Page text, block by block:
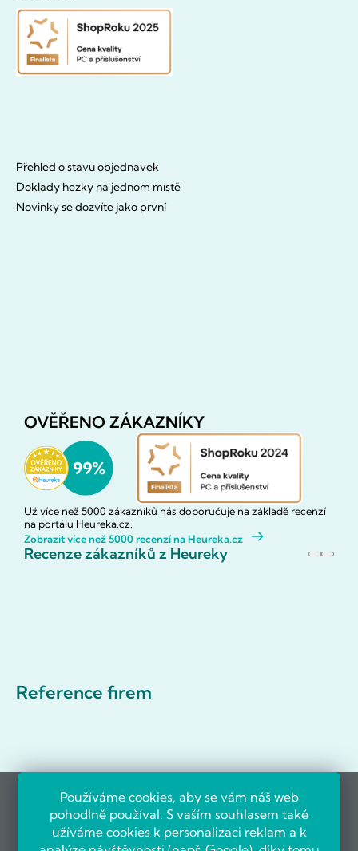
Používáme cookies, aby se vám náš web
pohodlně používal. S vaším souhlasem také
užíváme cookies k personalizaci reklam a k
Přehled o stavu objednávek
Doklady hezky na jednom místě
Novinky se dozvíte jako první
OVĚŘENO ZÁKAZNÍKY
Už více než 5000 zákazníků nás doporučuje na základě recenzí
na portálu Heureka.cz.
Zobrazit více než 5000 recenzí na Heureka.cz
Recenze zákazníků z Heureky
Reference firem